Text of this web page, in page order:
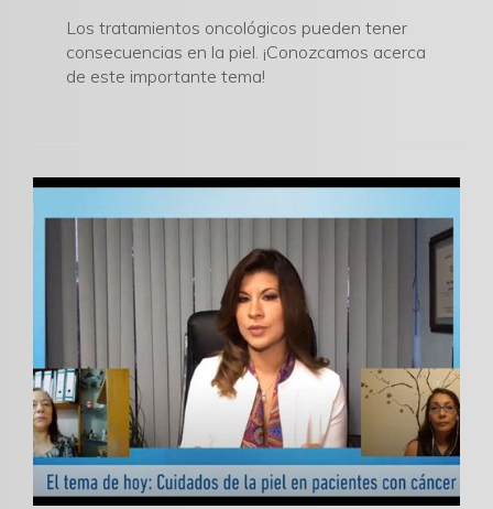
Los tratamientos oncológicos pueden tener
consecuencias en la piel. ¡Conozcamos acerca
de este importante tema!